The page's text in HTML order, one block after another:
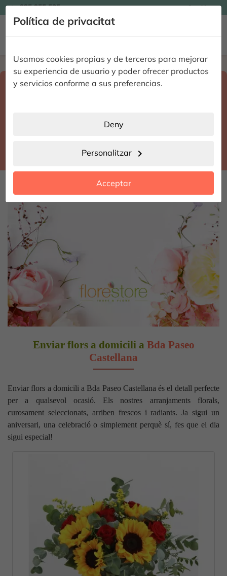
Política de privacitat
Usamos cookies propias y de terceros para mejorar
su experiencia de usuario y poder ofrecer productos
y servicios conforme a sus preferencias.
Deny
Personalitzar chevron_right
Acceptar
935 955 525 Catalán
 
Home Enviar flores a domicilio Madrid
Select destination and delivery date
Enviar flors a domicili a Bda Paseo
Castellana
Enviar flors a domicili a Bda Paseo Castellana és el detall perfecte
per a qualsevol ocasió. Els nostres arranjaments florals,
curosament seleccionats, arriben frescos i radiants. Ja sigui un
aniversari, una celebració o simplement perquè sí, fes que el dia
sigui especial!